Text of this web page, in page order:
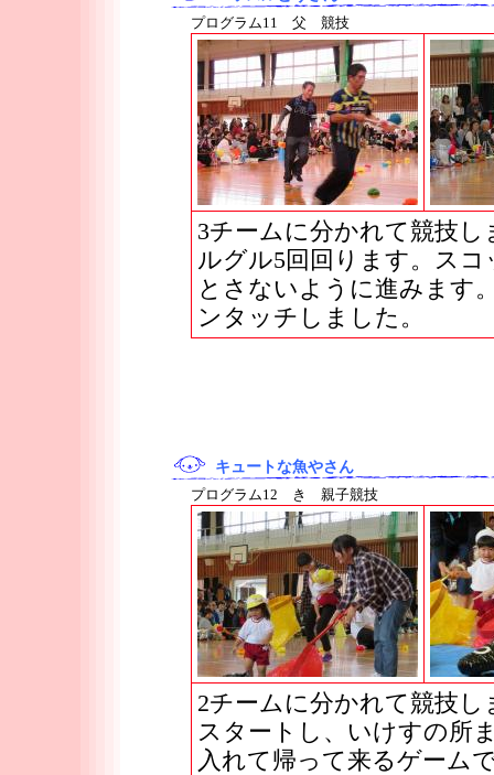
プログラム11 父 競技
3チームに分かれて競技
ルグル5回回ります。ス
とさないように進みます
ンタッチしました。
キュートな魚やさん
プログラム12 き 親子競技
2チームに分かれて競技
スタートし、いけすの所
入れて帰って来るゲーム